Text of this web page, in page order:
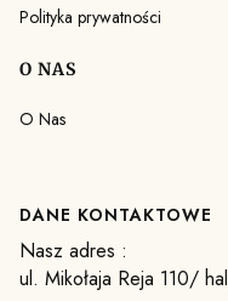
Polityka prywatności
O NAS
O Nas
DANE KONTAKTOWE
Nasz adres :
ul. Mikołaja Reja 110/